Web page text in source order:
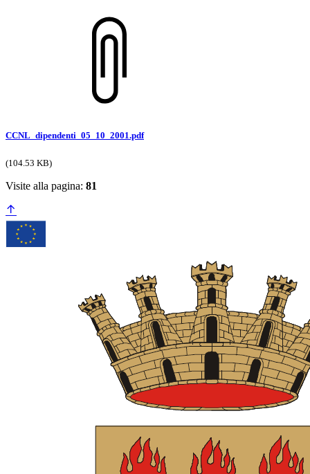
CCNL_dipendenti_05_10_2001.pdf
(104.53 KB)
Visite alla pagina: 81